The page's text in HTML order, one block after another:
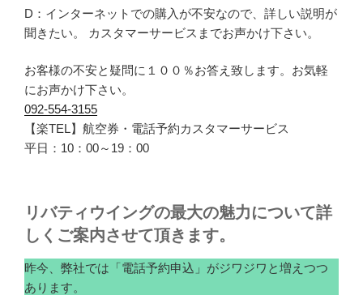
D：インターネットでの購入が不安なので、詳しい説明が
聞きたい。 カスタマーサービスまでお声かけ下さい。
お客様の不安と疑問に１００％お答え致します。お気軽
にお声かけ下さい。
092-554-3155
【楽TEL】航空券・電話予約カスタマーサービス
平日：10：00～19：00
リバティウイングの最大の魅力について詳
しくご案内させて頂きます。
昨今、弊社では「電話予約申込」がジワジワと増えつつ
あります。